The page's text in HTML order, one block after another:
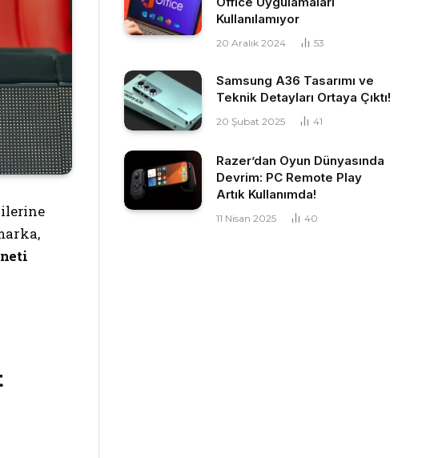
Kullanılamıyor
20 Aralık 2024 53
Samsung A36 Tasarımı ve
Teknik Detayları Ortaya Çıktı!
20 Şubat 2025 41
Razer’dan Oyun Dünyasında
Devrim: PC Remote Play
Artık Kullanımda!
11 Nisan 2025 40